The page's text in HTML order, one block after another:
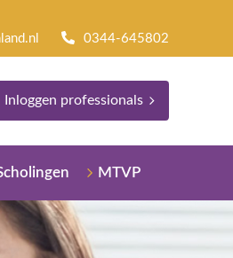
0344-645802
Inloggen professionals
MTVP